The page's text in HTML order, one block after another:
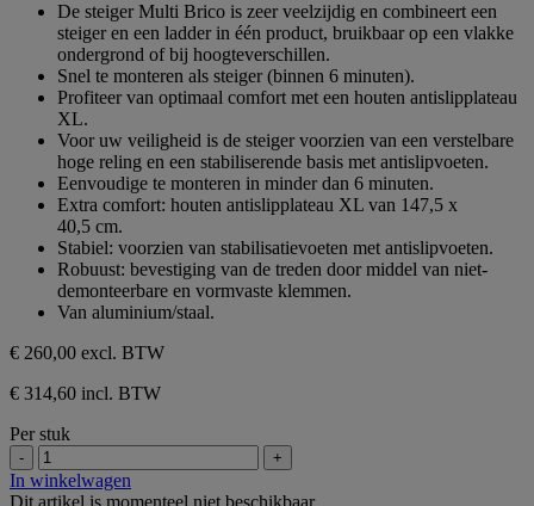
sterren.
De steiger Multi Brico is zeer veelzijdig en combineert een
steiger en een ladder in één product, bruikbaar op een vlakke
ondergrond of bij hoogteverschillen.
Snel te monteren als steiger (binnen 6 minuten).
Profiteer van optimaal comfort met een houten antislipplateau
XL.
Voor uw veiligheid is de steiger voorzien van een verstelbare
hoge reling en een stabiliserende basis met antislipvoeten.
Eenvoudige te monteren in minder dan 6 minuten.
Extra comfort: houten antislipplateau XL van 147,5 x
40,5 cm.
Stabiel: voorzien van stabilisatievoeten met antislipvoeten.
Robuust: bevestiging van de treden door middel van niet-
demonteerbare en vormvaste klemmen.
Van aluminium/staal.
€ 260,00 excl. BTW
€ 314,60 incl. BTW
Per stuk
- +
In winkelwagen